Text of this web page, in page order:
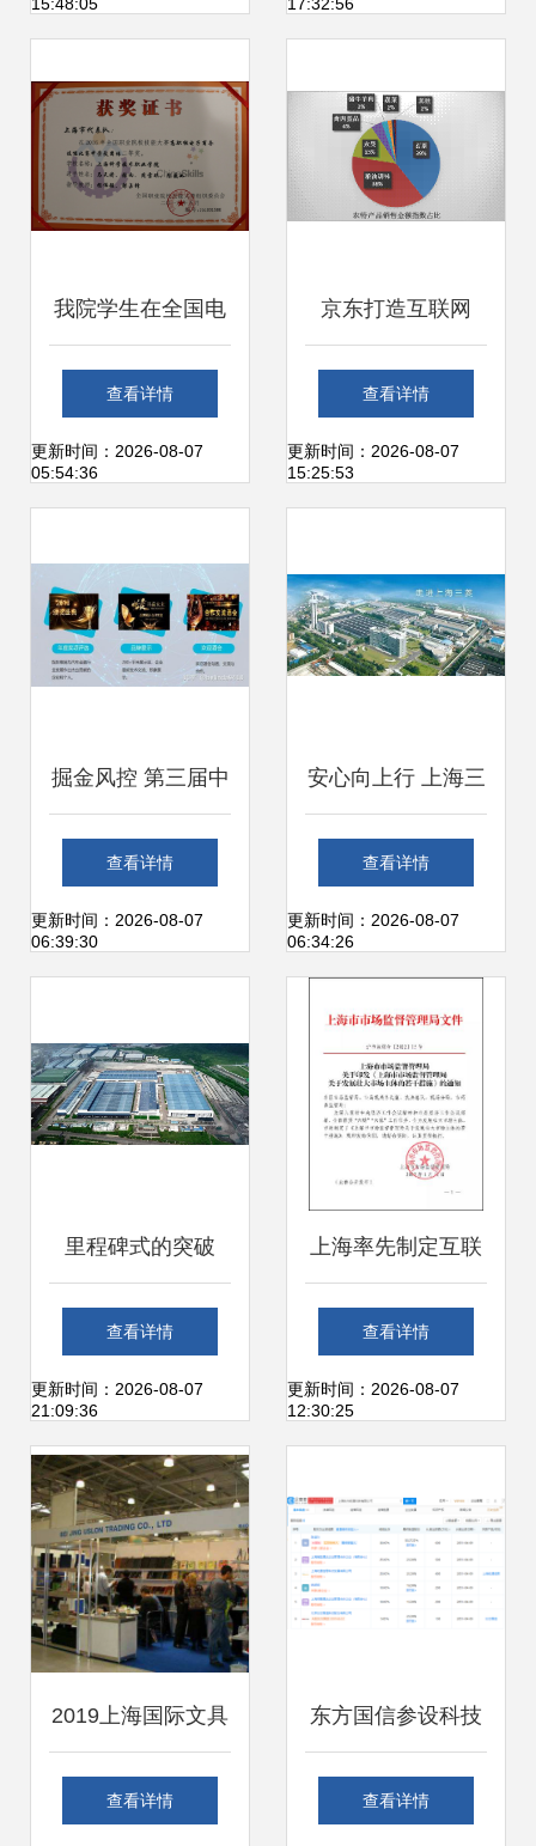
我院学生在全国电
子商务技能大赛中
斩获团体二等奖，
售实力
查看详情
更新时间：2026-08-07
05:54:36
京东打造互联网
+立体扶贫体系 智
慧与共，致富同行
查看详情
更新时间：2026-08-07
15:25:53
掘金风控 第三届中
国汽车金融产业大
会花落上海，风控
查看详情
更新时间：2026-08-07
06:39:30
安心向上行 上海三
菱电梯加持下的罗
定智慧生活
查看详情
更新时间：2026-08-07
06:34:26
里程碑式的突破
1000公里续航电动
车与赛力斯核心技
术的碰撞
查看详情
更新时间：2026-08-07
21:09:36
上海率先制定互联
网营销算法与盲盒
合规指引，引领新
查看详情
更新时间：2026-08-07
12:30:25
2019上海国际文具
展 拥抱互联网销售
查看详情
东方国信参设科技
新公司，注册资本
查看详情